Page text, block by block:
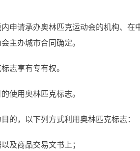
申请承办奥林匹克运动会的机构、在
主办城市合同确定。
志享有专有权。
使用奥林匹克标志。
的，以下列方式利用奥林匹克标志：
及商品交易文书上；